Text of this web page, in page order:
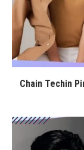
Chain Techin